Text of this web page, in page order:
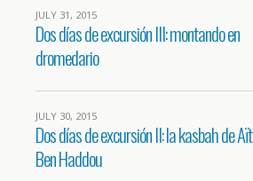
JULY 31, 2015
Dos días de excursión III: montando en
dromedario
JULY 30, 2015
Dos días de excursión II: la kasbah de Aït
Ben Haddou